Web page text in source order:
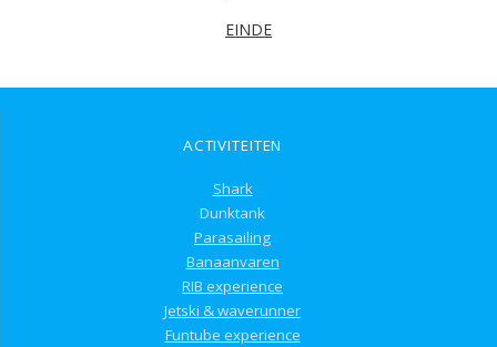
EINDE
ACTIVITEITEN
Shark
Dunktank
Parasailing
Banaanvaren
RIB experience
Jetski & waverunner
Funtube experience